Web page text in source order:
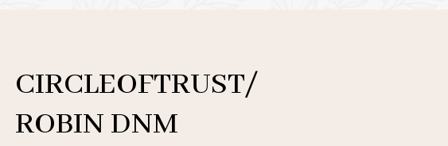
CIRCLEOFTRUST/
ROBIN DNM